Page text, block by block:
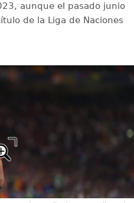
aunque el pasado junio
de la Liga de Naciones